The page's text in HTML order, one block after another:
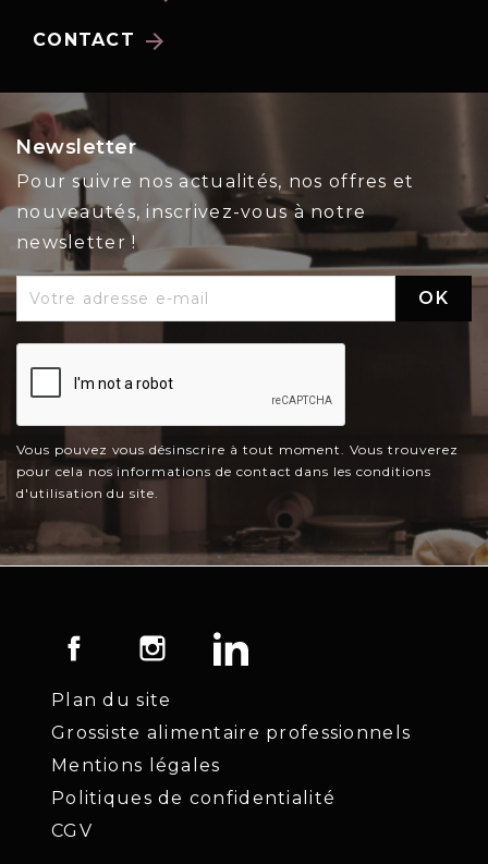
CONTACT arrow_forward
Newsletter
Pour suivre nos actualités, nos offres et
nouveautés, inscrivez-vous à notre
newsletter !
Vous pouvez vous désinscrire à tout moment. Vous trouverez
pour cela nos informations de contact dans les conditions
d'utilisation du site.
Facebook Instagram
Plan du site
Grossiste alimentaire professionnels
Mentions légales
Politiques de confidentialité
CGV